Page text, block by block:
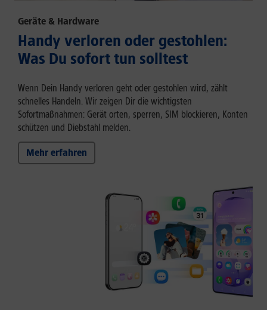
Geräte & Hardware
Handy verloren oder gestohlen:
Was Du sofort tun solltest
Wenn Dein Handy verloren geht oder gestohlen wird, zählt
schnelles Handeln. Wir zeigen Dir die wichtigsten
Sofortmaßnahmen: Gerät orten, sperren, SIM blockieren, Konten
schützen und Diebstahl melden.
Mehr erfahren